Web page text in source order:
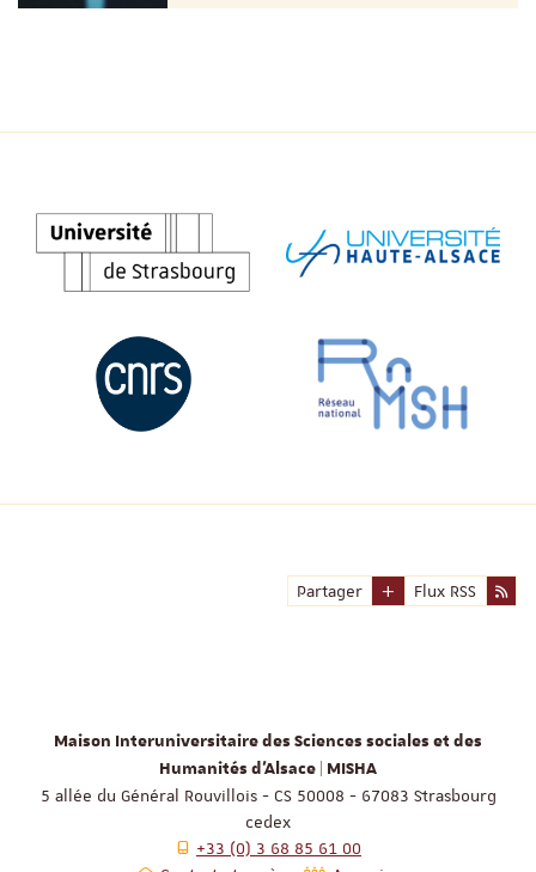
Partager Flux RSS
Maison Interuniversitaire des Sciences sociales et des
Humanités d'Alsace | MISHA
5 allée du Général Rouvillois - CS 50008 - 67083 Strasbourg
cedex
+33 (0) 3 68 85 61 00